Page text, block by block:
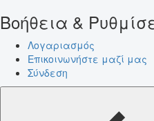
Βοήθεια &
Λογαριασμός
Επικοινωνήστε μαζί μας
Σύνδεση